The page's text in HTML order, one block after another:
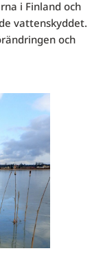
i Finland och
vattenskyddet.
och